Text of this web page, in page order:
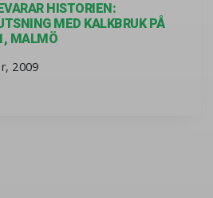
HISTORIEN:
MED KALKBRUK PÅ
MALMÖ
2009
BEVARAR HISTORIEN: OMFATTANDE